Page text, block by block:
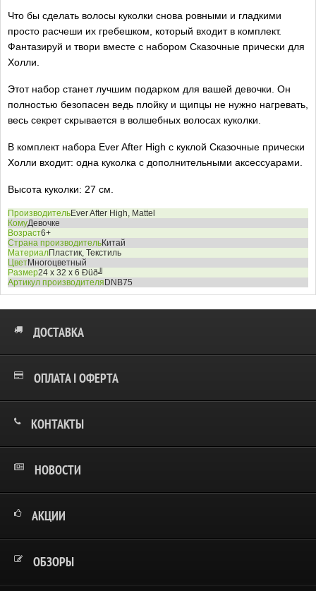
Что бы сделать волосы куколки снова ровными и гладкими
просто расчеши их гребешком, который входит в комплект.
Фантазируй и твори вместе с набором Сказочные прически для
Холли.
Этот набор станет лучшим подарком для вашей девочки. Он
полностью безопасен ведь плойку и щипцы не нужно нагревать,
весь секрет скрывается в волшебных волосах куколки.
В комплект набора Ever After High с куклой Сказочные прически
Холли входит: одна куколка с дополнительными аксессуарами.
Высота куколки: 27 см.
ПроизводительEver After High, Mattel
КомуДевочке
Возраст6+
Страна производительКитай
МатериалПластик, Текстиль
ЦветМногоцветный
Размер24 x 32 x 6 Ðüð╝
Артикул производителя DNB75
ДОСТАВКА
ОПЛАТА І ОФЕРТА
КОНТАКТЫ
НОВОСТИ
АКЦИИ
ОБЗОРЫ